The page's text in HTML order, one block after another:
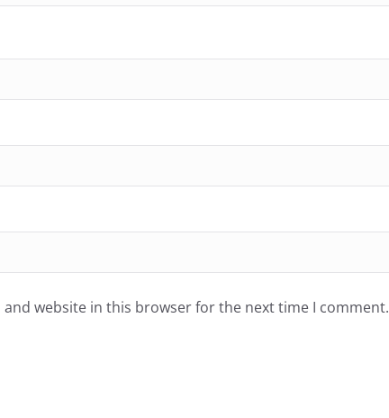
and website in this browser for the next time I comment.